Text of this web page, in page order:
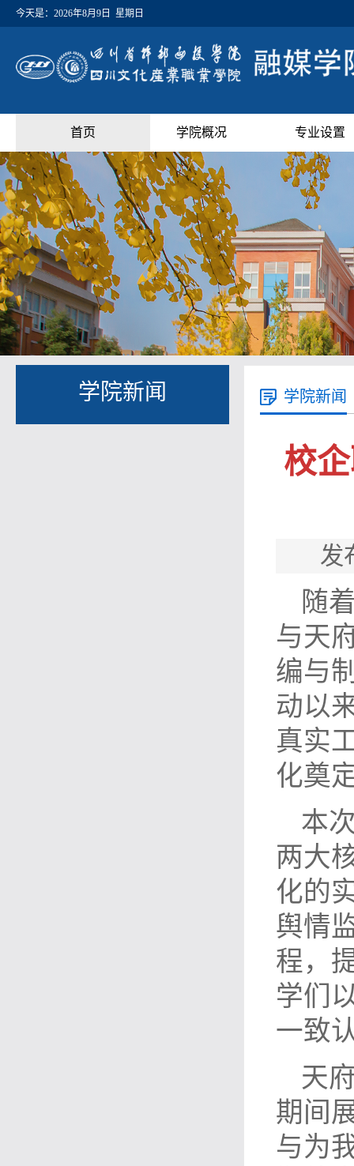
今天是： 2026年8月9日 星期日
首页 学院概况 专业设置
学院新闻 学院新闻
校
发
随
与天
编与
动以
真实
化奠
本
两大
化的
舆情
程，
学们
一致
天
期间
与为